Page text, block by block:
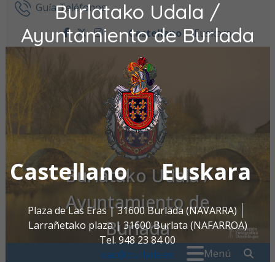
Burlatako Udala /
Ayuntamiento de Burlada
Castellano Euskara
Plaza de Las Eras | 31600 Burlada (NAVARRA)
Larrañetako plaza | 31600 Burlata (NAFARROA)
Tel. 948 23 84 00
oac@burlada.es
Ir al contenidoGuía Teléfonos
facebook
twitter
instagram
Castellano Euskara
Burlatako Udala /
Ayuntamiento de
Burlada
Menú